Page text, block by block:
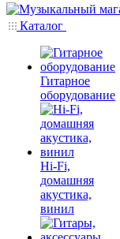
Каталог
Гитарное
оборудование
Hi-Fi,
домашняя
акустика,
винил